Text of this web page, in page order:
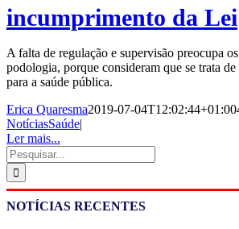
incumprimento da Lei
A falta de regulação e supervisão preocupa
podologia, porque consideram que se trata
para a saúde pública.
Erica Quaresma2019-07-04T12:02:44+01:00
NotíciasSaúde|
Ler mais...
Pesquisar
NOTÍCIAS RECENTES